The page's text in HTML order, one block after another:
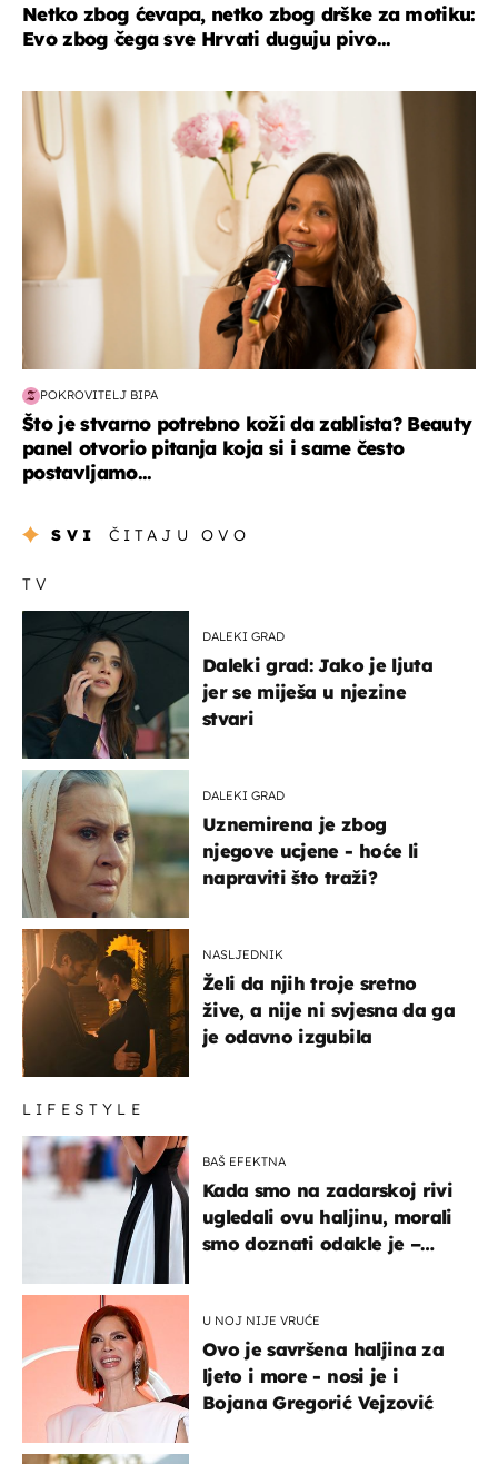
Netko zbog ćevapa, netko zbog drške za motiku:
Evo zbog čega sve Hrvati duguju pivo...
moda & ljepota
POKROVITELJ BIPA
Što je stvarno potrebno koži da zablista? Beauty
panel otvorio pitanja koja si i same često
postavljamo...
SVI ČITAJU OVO
TV
DALEKI GRAD
Daleki grad: Jako je ljuta
jer se miješa u njezine
stvari
DALEKI GRAD
Uznemirena je zbog
njegove ucjene - hoće li
napraviti što traži?
NASLJEDNIK
Želi da njih troje sretno
žive, a nije ni svjesna da ga
je odavno izgubila
LIFESTYLE
BAŠ EFEKTNA
Kada smo na zadarskoj rivi
ugledali ovu haljinu, morali
smo doznati odakle je –
U NOJ NIJE VRUĆE
Ovo je savršena haljina za
ljeto i more - nosi je i
Bojana Gregorić Vejzović